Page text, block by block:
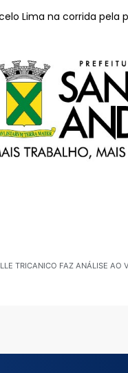
Lima na corrida pela